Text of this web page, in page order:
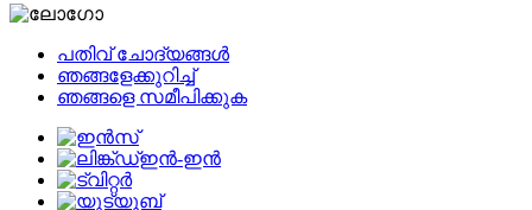
പതിവ് ചോദ്യങ്ങൾ
ഞങ്ങളേക്കുറിച്ച്
ഞങ്ങളെ സമീപിക്കുക